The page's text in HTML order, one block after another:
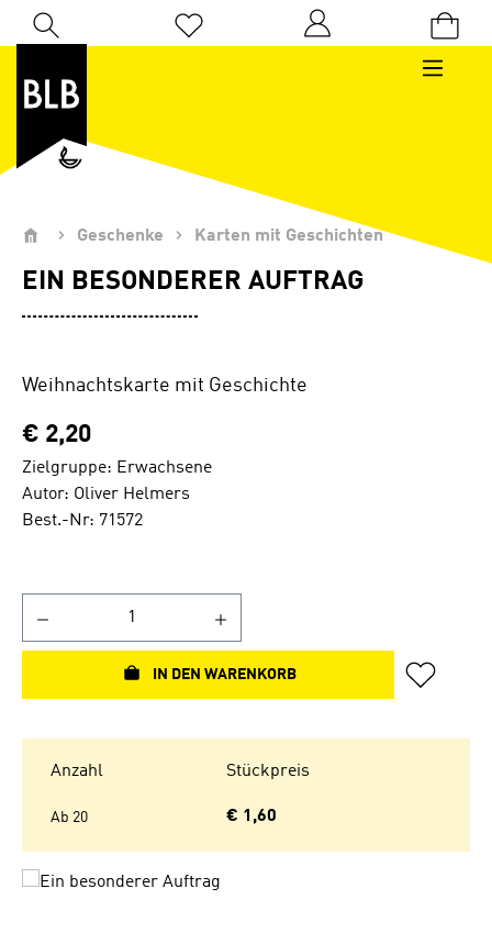
Zum Hauptinhalt springen
Du hast 0 Produkte auf dem Merkzettel
Geschenke Karten mit Geschichten
EIN BESONDERER AUFTRAG
Weihnachtskarte mit Geschichte
€ 2,20
Zielgruppe: Erwachsene
Autor: Oliver Helmers
Best.-Nr: 71572
IN DEN WARENKORB
Anzahl Stückpreis
Ab 20 € 1,60
Bildergalerie überspringen